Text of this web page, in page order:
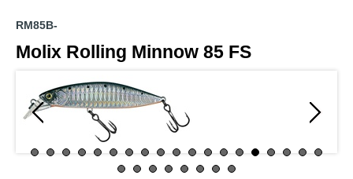
RM85B-
Molix Rolling Minnow 85 FS